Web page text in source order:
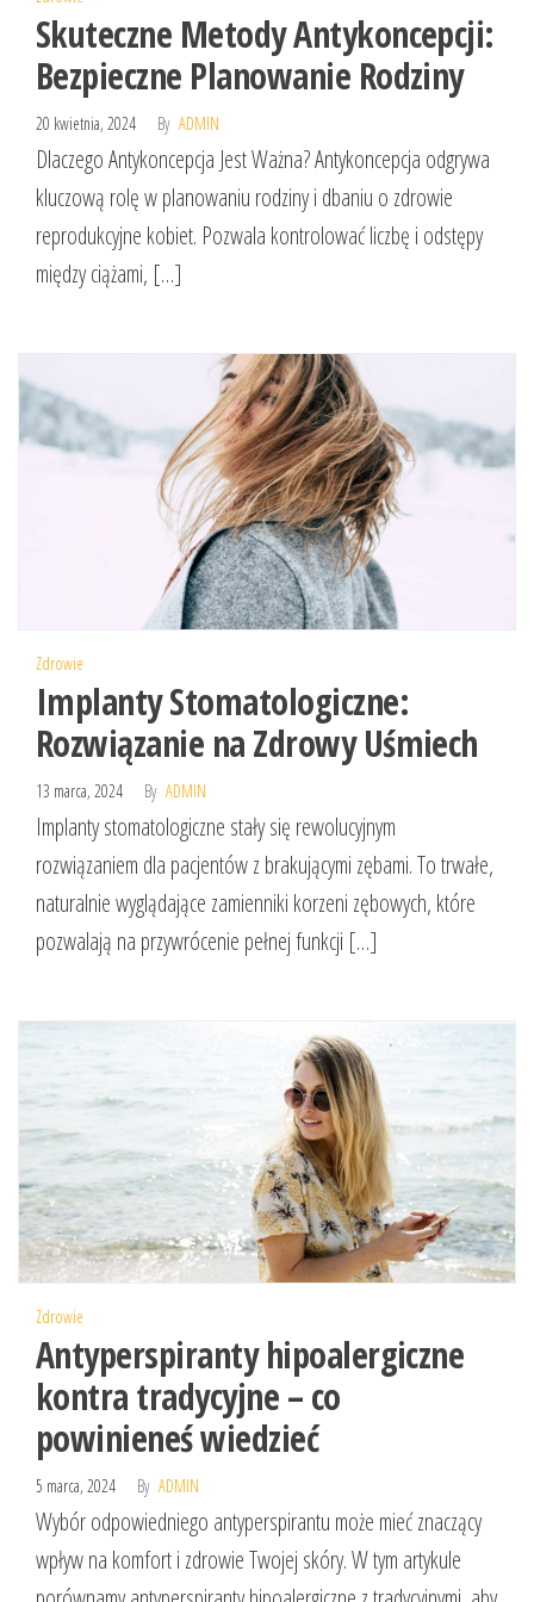
Skuteczne Metody Antykoncepcji:
Bezpieczne Planowanie Rodziny
20 kwietnia, 2024 By ADMIN
Dlaczego Antykoncepcja Jest Ważna? Antykoncepcja odgrywa
kluczową rolę w planowaniu rodziny i dbaniu o zdrowie
reprodukcyjne kobiet. Pozwala kontrolować liczbę i odstępy
między ciążami, […]
Zdrowie
Implanty Stomatologiczne:
Rozwiązanie na Zdrowy Uśmiech
13 marca, 2024 By ADMIN
Implanty stomatologiczne stały się rewolucyjnym
rozwiązaniem dla pacjentów z brakującymi zębami. To trwałe,
naturalnie wyglądające zamienniki korzeni zębowych, które
pozwalają na przywrócenie pełnej funkcji […]
Zdrowie
Antyperspiranty hipoalergiczne
kontra tradycyjne – co
powinieneś wiedzieć
5 marca, 2024 By ADMIN
Wybór odpowiedniego antyperspirantu może mieć znaczący
wpływ na komfort i zdrowie Twojej skóry. W tym artykule